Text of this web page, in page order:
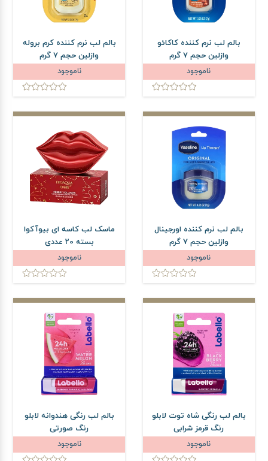
بالم لب نرم کننده کاکائو
وازلین حجم 7 گرم
ناموجود
بالم لب نرم کننده کرم بروله
وازلین حجم 7 گرم
ناموجود
بالم لب نرم کننده اورجینال
وازلین حجم 7 گرم
ناموجود
ماسک لب کاسه ای بیوآکوا
بسته 20 عددی
ناموجود
بالم لب رنگی شاه توت لابلو
رنگ قرمز شرابی
ناموجود
بالم لب رنگی هندوانه لابلو
رنگ صورتی
ناموجود